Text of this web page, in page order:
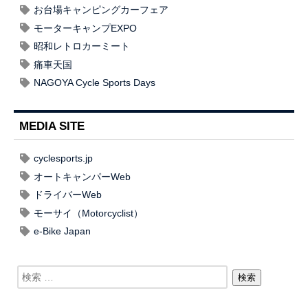
お台場キャンピングカーフェア
モーターキャンプEXPO
昭和レトロカーミート
痛車天国
NAGOYA Cycle Sports Days
MEDIA SITE
cyclesports.jp
オートキャンパーWeb
ドライバーWeb
モーサイ（Motorcyclist）
e-Bike Japan